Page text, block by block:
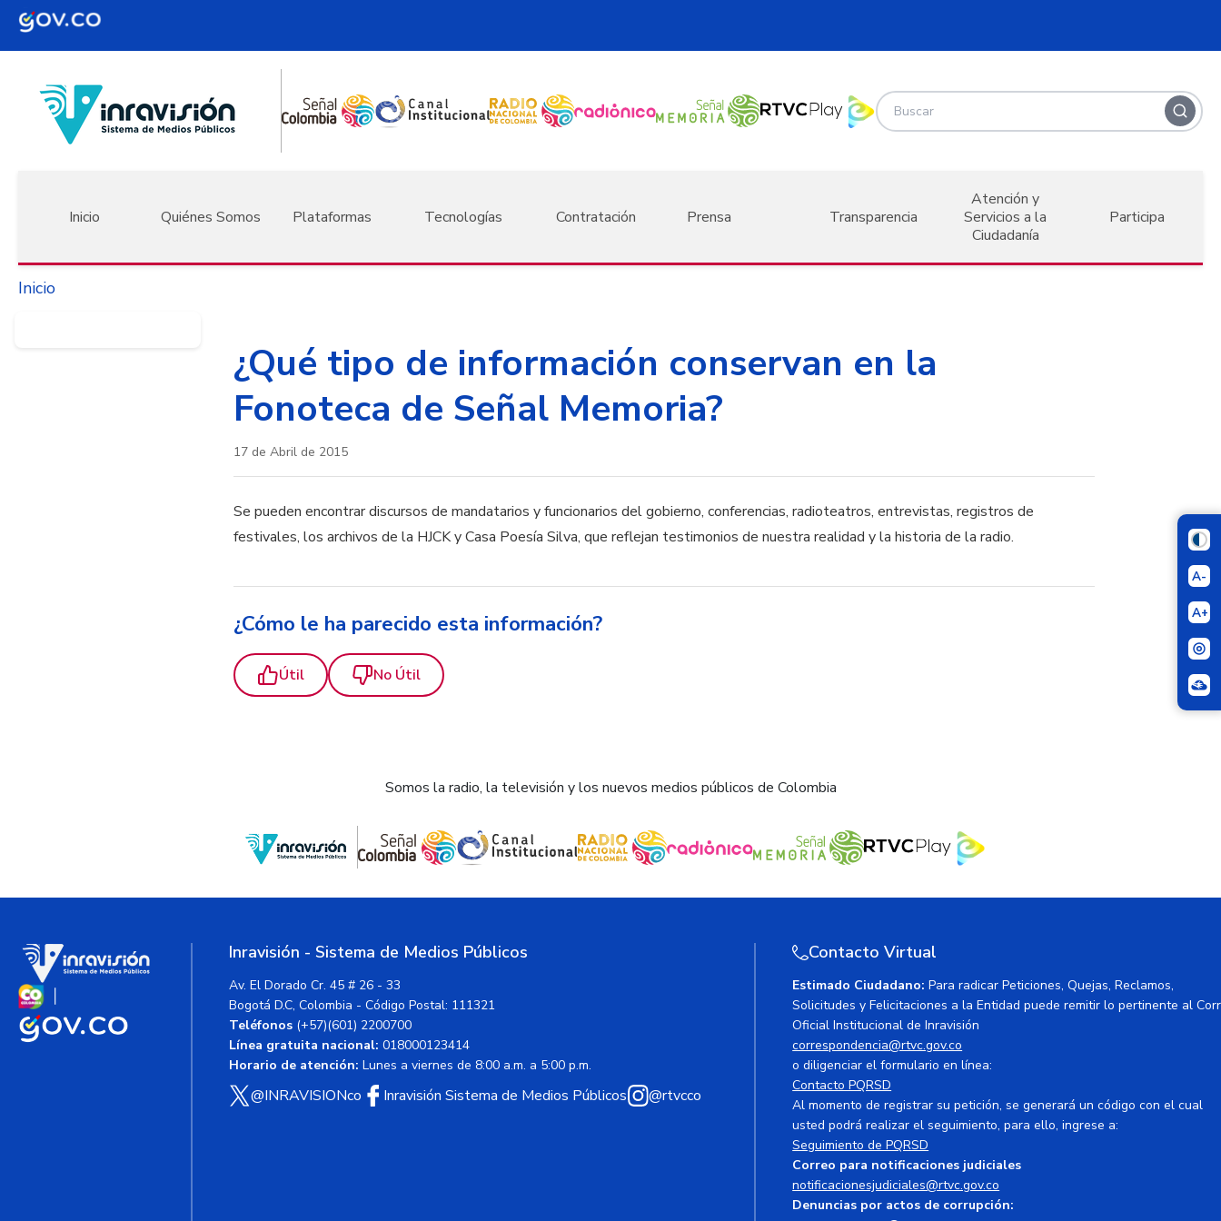
Pasar al contenido principal
Inicio Quiénes Somos Plataformas Tecnologías Contratación Prensa Transparencia
Atención y
Servicios a la
Ciudadanía
Participa
A-
A+
Inicio
¿Qué tipo de información conservan en la
Fonoteca de Señal Memoria?
17 de Abril de 2015
Se pueden encontrar discursos de mandatarios y funcionarios del gobierno, conferencias, radioteatros, entrevistas, registros de
festivales, los archivos de la HJCK y Casa Poesía Silva, que reflejan testimonios de nuestra realidad y la historia de la radio.
¿Cómo le ha parecido esta información?
Útil No Útil
Somos la radio, la televisión y los nuevos medios públicos de Colombia
Inravisión - Sistema de Medios Públicos
Av. El Dorado Cr. 45 # 26 - 33
Bogotá D.C, Colombia - Código Postal: 111321
Teléfonos (+57)(601) 2200700
Línea gratuita nacional: 018000123414
Horario de atención: Lunes a viernes de 8:00 a.m. a 5:00 p.m.
@INRAVISIONco Inravisión Sistema de Medios Públicos @rtvcco
Contacto Virtual
Estimado Ciudadano: Para radicar Peticiones, Quejas, Reclamos,
Solicitudes y Felicitaciones a la Entidad puede remitir lo pertinente al
Oficial Institucional de Inravisión
correspondencia@rtvc.gov.co
o diligenciar el formulario en línea:
Contacto PQRSD
Al momento de registrar su petición, se generará un código con el cual
usted podrá realizar el seguimiento, para ello, ingrese a:
Seguimiento de PQRSD
Correo para notificaciones judiciales
notificacionesjudiciales@rtvc.gov.co
Denuncias por actos de corrupción: